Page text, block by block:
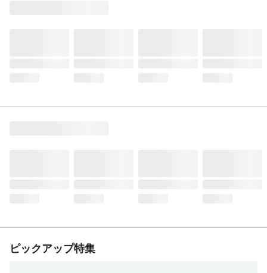
ピックアップ特集